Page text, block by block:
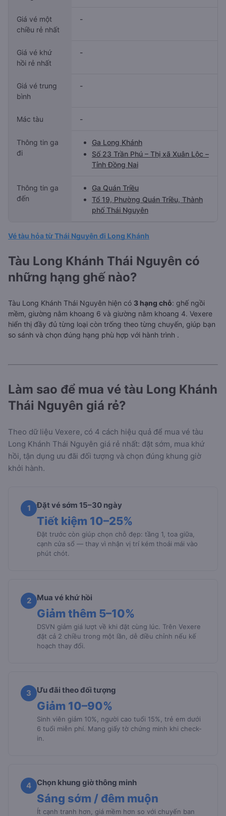
Giá vé một
chiều rẻ nhất
-
Giá vé khứ
hồi rẻ nhất
-
Giá vé trung
bình
-
Mác tàu -
Thông tin ga
đi
Ga Long Khánh
Số 23 Trần Phú – Thị xã Xuân Lộc –
Tỉnh Đồng Nai
Thông tin ga
đến
Ga Quán Triều
Tổ 19, Phường Quán Triều, Thành
phố Thái Nguyên
Vé tàu hỏa từ Thái Nguyên đi Long Khánh
Tàu Long Khánh Thái Nguyên có
những hạng ghế nào?
Tàu Long Khánh Thái Nguyên hiện có 3 hạng chỗ: ghế ngồi
mềm, giường nằm khoang 6 và giường nằm khoang 4. Vexere
hiển thị đầy đủ từng loại còn trống theo từng chuyến, giúp bạn
so sánh và chọn đúng hạng phù hợp với hành trình .
Làm sao để mua vé tàu Long Khánh
Thái Nguyên giá rẻ?
Theo dữ liệu Vexere, có 4 cách hiệu quả để mua vé tàu
Long Khánh Thái Nguyên giá rẻ nhất: đặt sớm, mua khứ
hồi, tận dụng ưu đãi đối tượng và chọn đúng khung giờ
khởi hành.
1 Đặt vé sớm 15–30 ngày
Tiết kiệm 10–25%
Đặt trước còn giúp chọn chỗ đẹp: tầng 1, toa giữa,
cạnh cửa sổ — thay vì nhận vị trí kém thoải mái vào
phút chót.
2 Mua vé khứ hồi
Giảm thêm 5–10%
DSVN giảm giá lượt về khi đặt cùng lúc. Trên Vexere
đặt cả 2 chiều trong một lần, dễ điều chỉnh nếu kế
hoạch thay đổi.
3 Ưu đãi theo đối tượng
Giảm 10–90%
Sinh viên giảm 10%, người cao tuổi 15%, trẻ em dưới
6 tuổi miễn phí. Mang giấy tờ chứng minh khi check-
in.
4 Chọn khung giờ thông minh
Sáng sớm / đêm muộn
Ít cạnh tranh hơn, giá mềm hơn so với chuyến ban